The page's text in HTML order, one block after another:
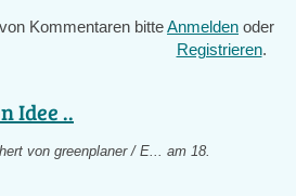
Kommentaren bitteAnmelden oder
Registrieren.
Idee ..
von greenplaner / E... am 18.